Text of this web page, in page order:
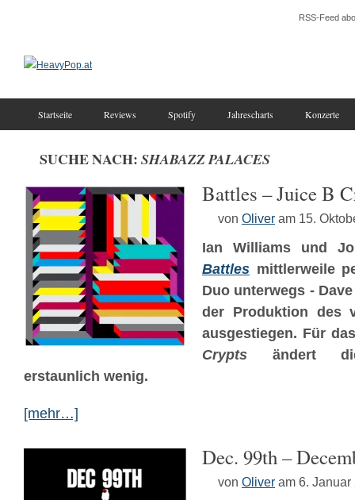
RSS-Feed
Startseite Reviews Spotify Jahrescharts Konzerte
SUCHE NACH: SHABAZZ PALACES
Battles – Juice B
von Oliver am 15.
Ian Williams und
Battles mittlerweile
Duo unterwegs -
der Produktion des
ausgestiegen. Für
Crypts ändert
erstaunlich wenig.
[mehr…]
Dec. 99th –
von Oliver am 6. Januar